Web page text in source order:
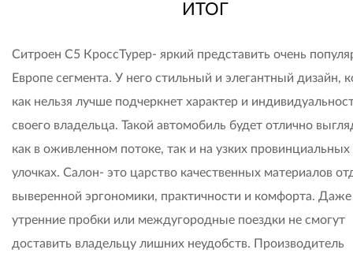
ИТОГ
Ситроен C5 КроссТурер- яркий представить очень
Европе сегмента. У него стильный и элегантный дизайн,
как нельзя лучше подчеркнет характер и
своего владельца. Такой автомобиль будет отлично
как в оживленном потоке, так и на узких провинциальных
улочках. Салон- это царство качественных материалов
выверенной эргономики, практичности и комфорта. Даже
утренние пробки или междугородные поездки не смогут
доставить владельцу лишних неудобств. Производитель